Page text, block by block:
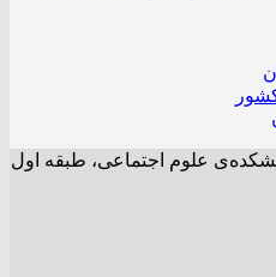
علوم اجتماعی، طبقه اول